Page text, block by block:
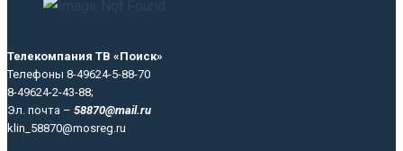
Телекомпания ТВ «Поиск»
Телефоны 8-49624-5-88-70
8-49624-2-43-88;
Эл. почта – 58870@mail.ru
klin_58870@mosreg.ru